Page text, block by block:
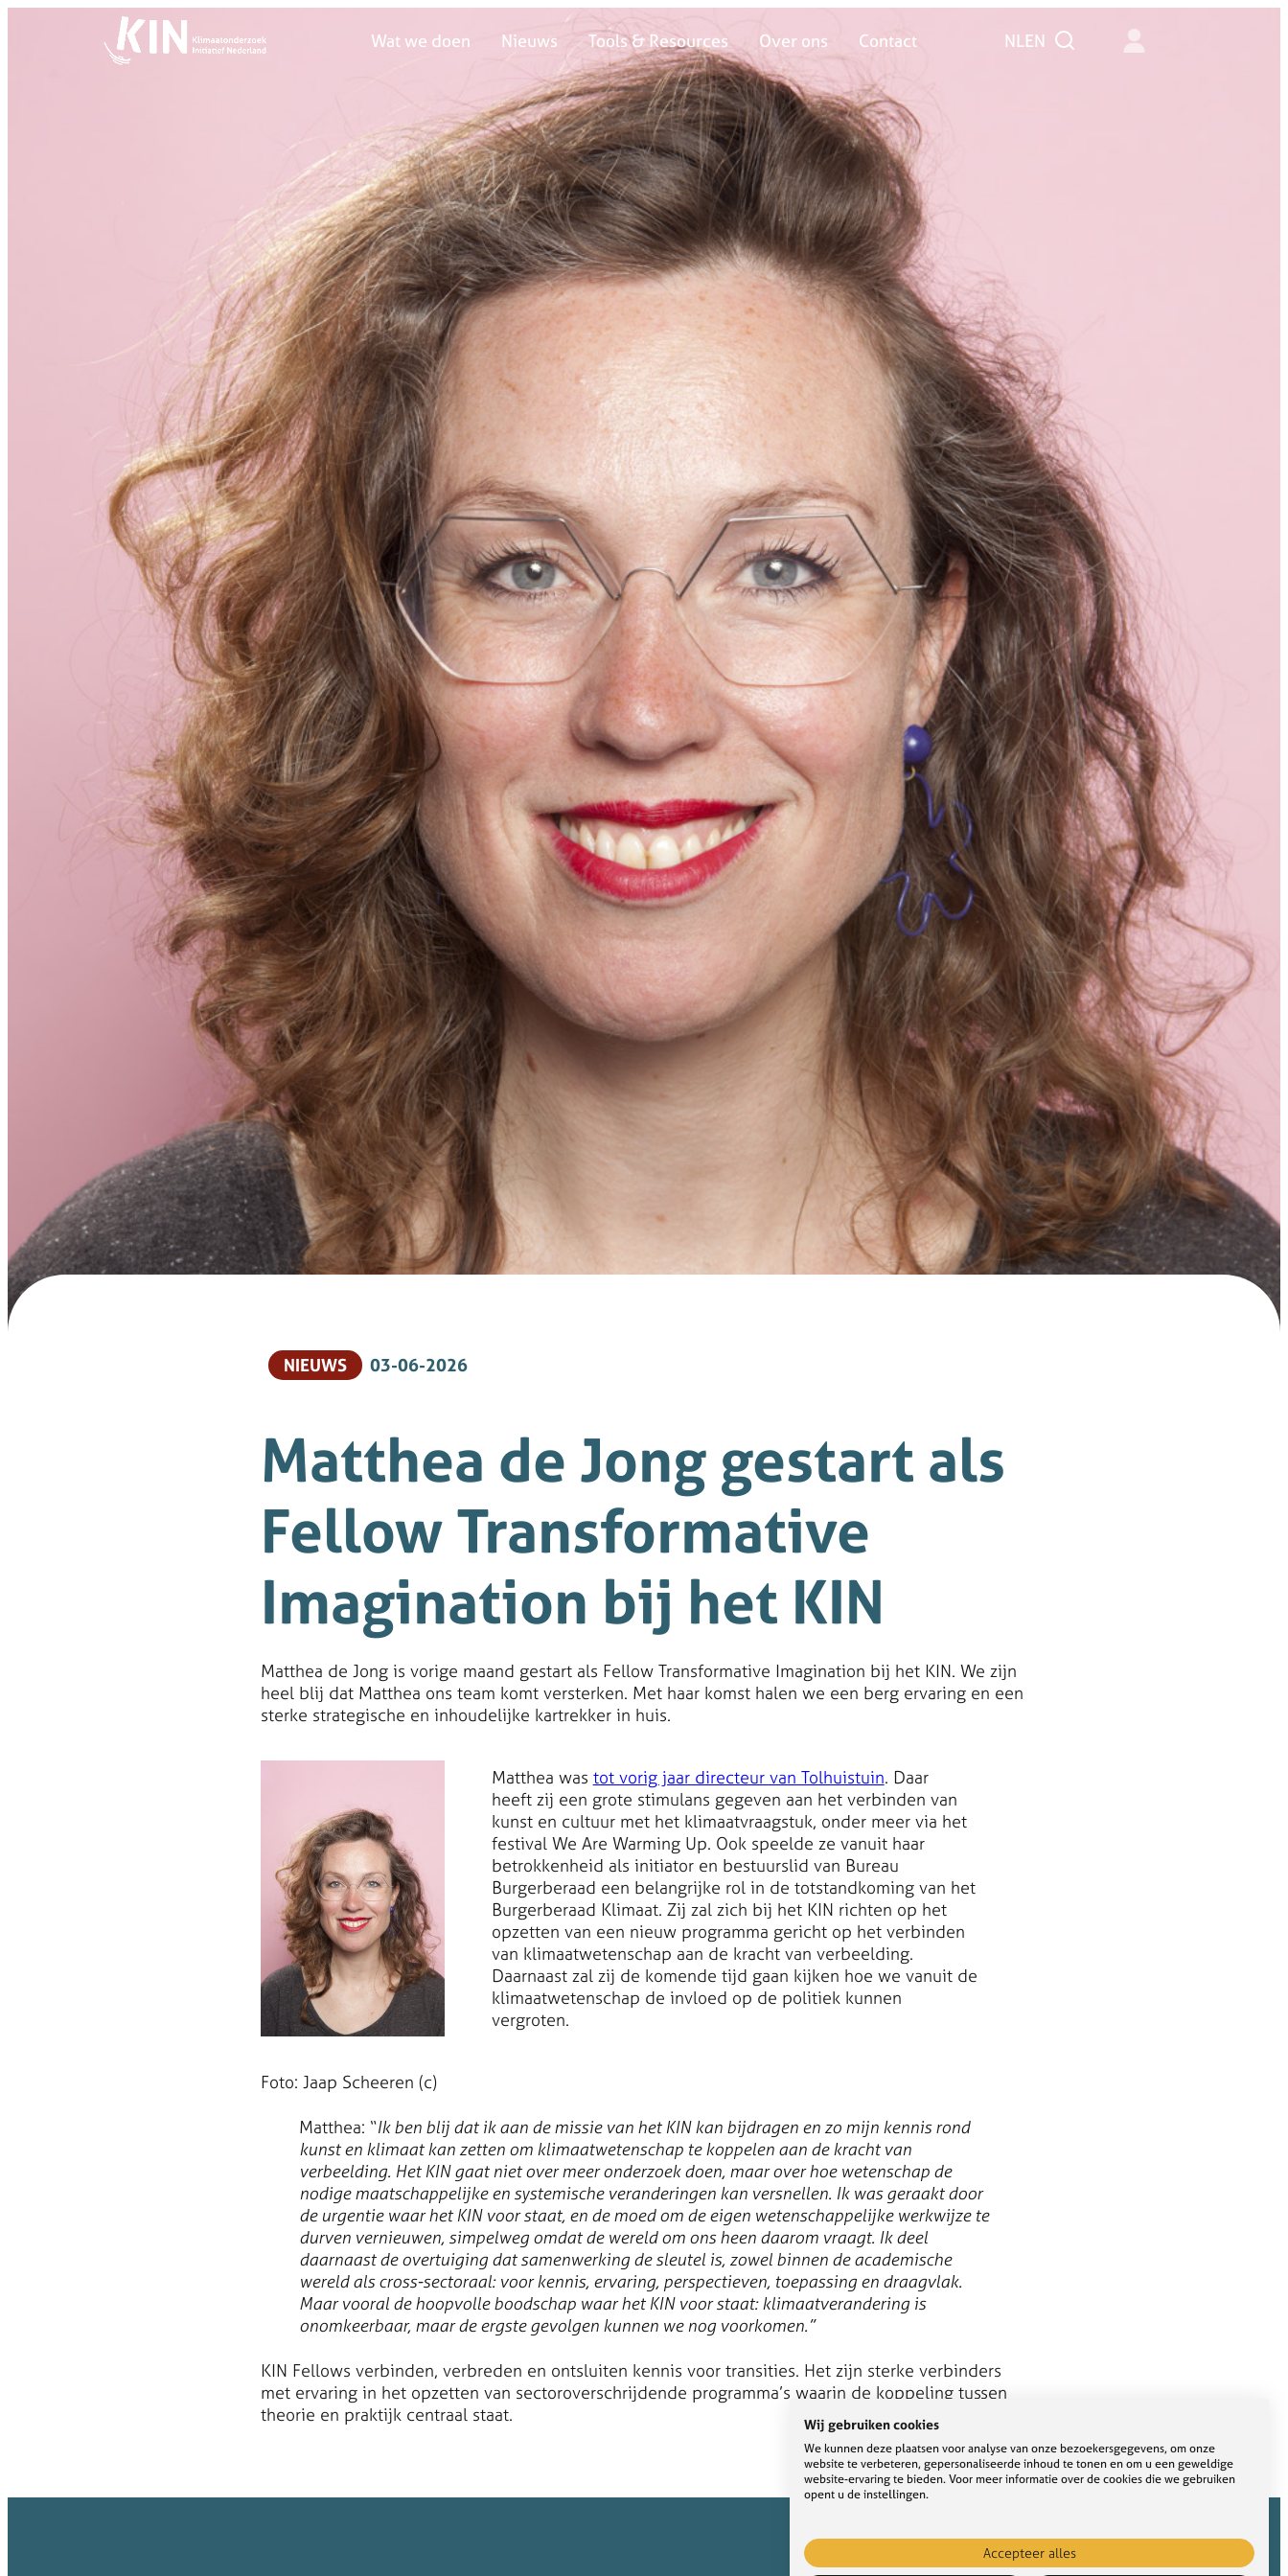
Wat we doen Nieuws Tools & Resources Over ons Contact NLEN Zoeken
Wat we doen Nieuws Tools & Resources Over ons Contact NLEN
NIEUWS 03-06-2026
Matthea de Jong gestart als
Fellow Transformative
Imagination bij het KIN
Matthea de Jong is vorige maand gestart als Fellow Transformative Imagination bij het KIN. We zijn
heel blij dat Matthea ons team komt versterken. Met haar komst halen we een berg ervaring en een
sterke strategische en inhoudelijke kartrekker in huis.
Matthea was tot vorig jaar directeur van Tolhuistuin. Daar
heeft zij een grote stimulans gegeven aan het verbinden van
kunst en cultuur met het klimaatvraagstuk, onder meer via het
festival We Are Warming Up. Ook speelde ze vanuit haar
betrokkenheid als initiator en bestuurslid van Bureau
Burgerberaad een belangrijke rol in de totstandkoming van het
Burgerberaad Klimaat. Zij zal zich bij het KIN richten op het
opzetten van een nieuw programma gericht op het verbinden
van klimaatwetenschap aan de kracht van verbeelding.
Daarnaast zal zij de komende tijd gaan kijken hoe we vanuit de
klimaatwetenschap de invloed op de politiek kunnen
vergroten.
Foto: Jaap Scheeren (c)
Matthea: “Ik ben blij dat ik aan de missie van het KIN kan bijdragen en zo mijn kennis rond
kunst en klimaat kan zetten om klimaatwetenschap te koppelen aan de kracht van
verbeelding. Het KIN gaat niet over meer onderzoek doen, maar over hoe wetenschap de
nodige maatschappelijke en systemische veranderingen kan versnellen. Ik was geraakt door
de urgentie waar het KIN voor staat, en de moed om de eigen wetenschappelijke werkwijze te
durven vernieuwen, simpelweg omdat de wereld om ons heen daarom vraagt. Ik deel
daarnaast de overtuiging dat samenwerking de sleutel is, zowel binnen de academische
wereld als cross-sectoraal: voor kennis, ervaring, perspectieven, toepassing en draagvlak.
Maar vooral de hoopvolle boodschap waar het KIN voor staat: klimaatverandering is
onomkeerbaar, maar de ergste gevolgen kunnen we nog voorkomen.”
KIN Fellows verbinden, verbreden en ontsluiten kennis voor transities. Het zijn sterke verbinders
met ervaring in het opzetten van sectoroverschrijdende programma’s waarin de koppeling tussen
theorie en praktijk centraal staat.
Wij gebruiken cookies
We kunnen deze plaatsen voor analyse van onze bezoekersgegevens, om onze
website te verbeteren, gepersonaliseerde inhoud te tonen en om u een geweldige
website-ervaring te bieden. Voor meer informatie over de cookies die we gebruiken
opent u de instellingen.
Accepteer alles